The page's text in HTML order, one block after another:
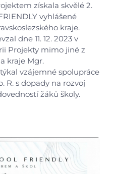
získala skvělé 2.
vyhlášené
kraje.
dne 11. 12. 2023 v
Projekty mimo jiné z
kraje Mgr.
vzájemné spolupráce
R. s dopady na rozvoj
žáků školy.